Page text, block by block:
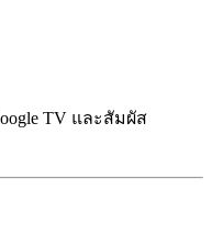
TV และสัมผัส